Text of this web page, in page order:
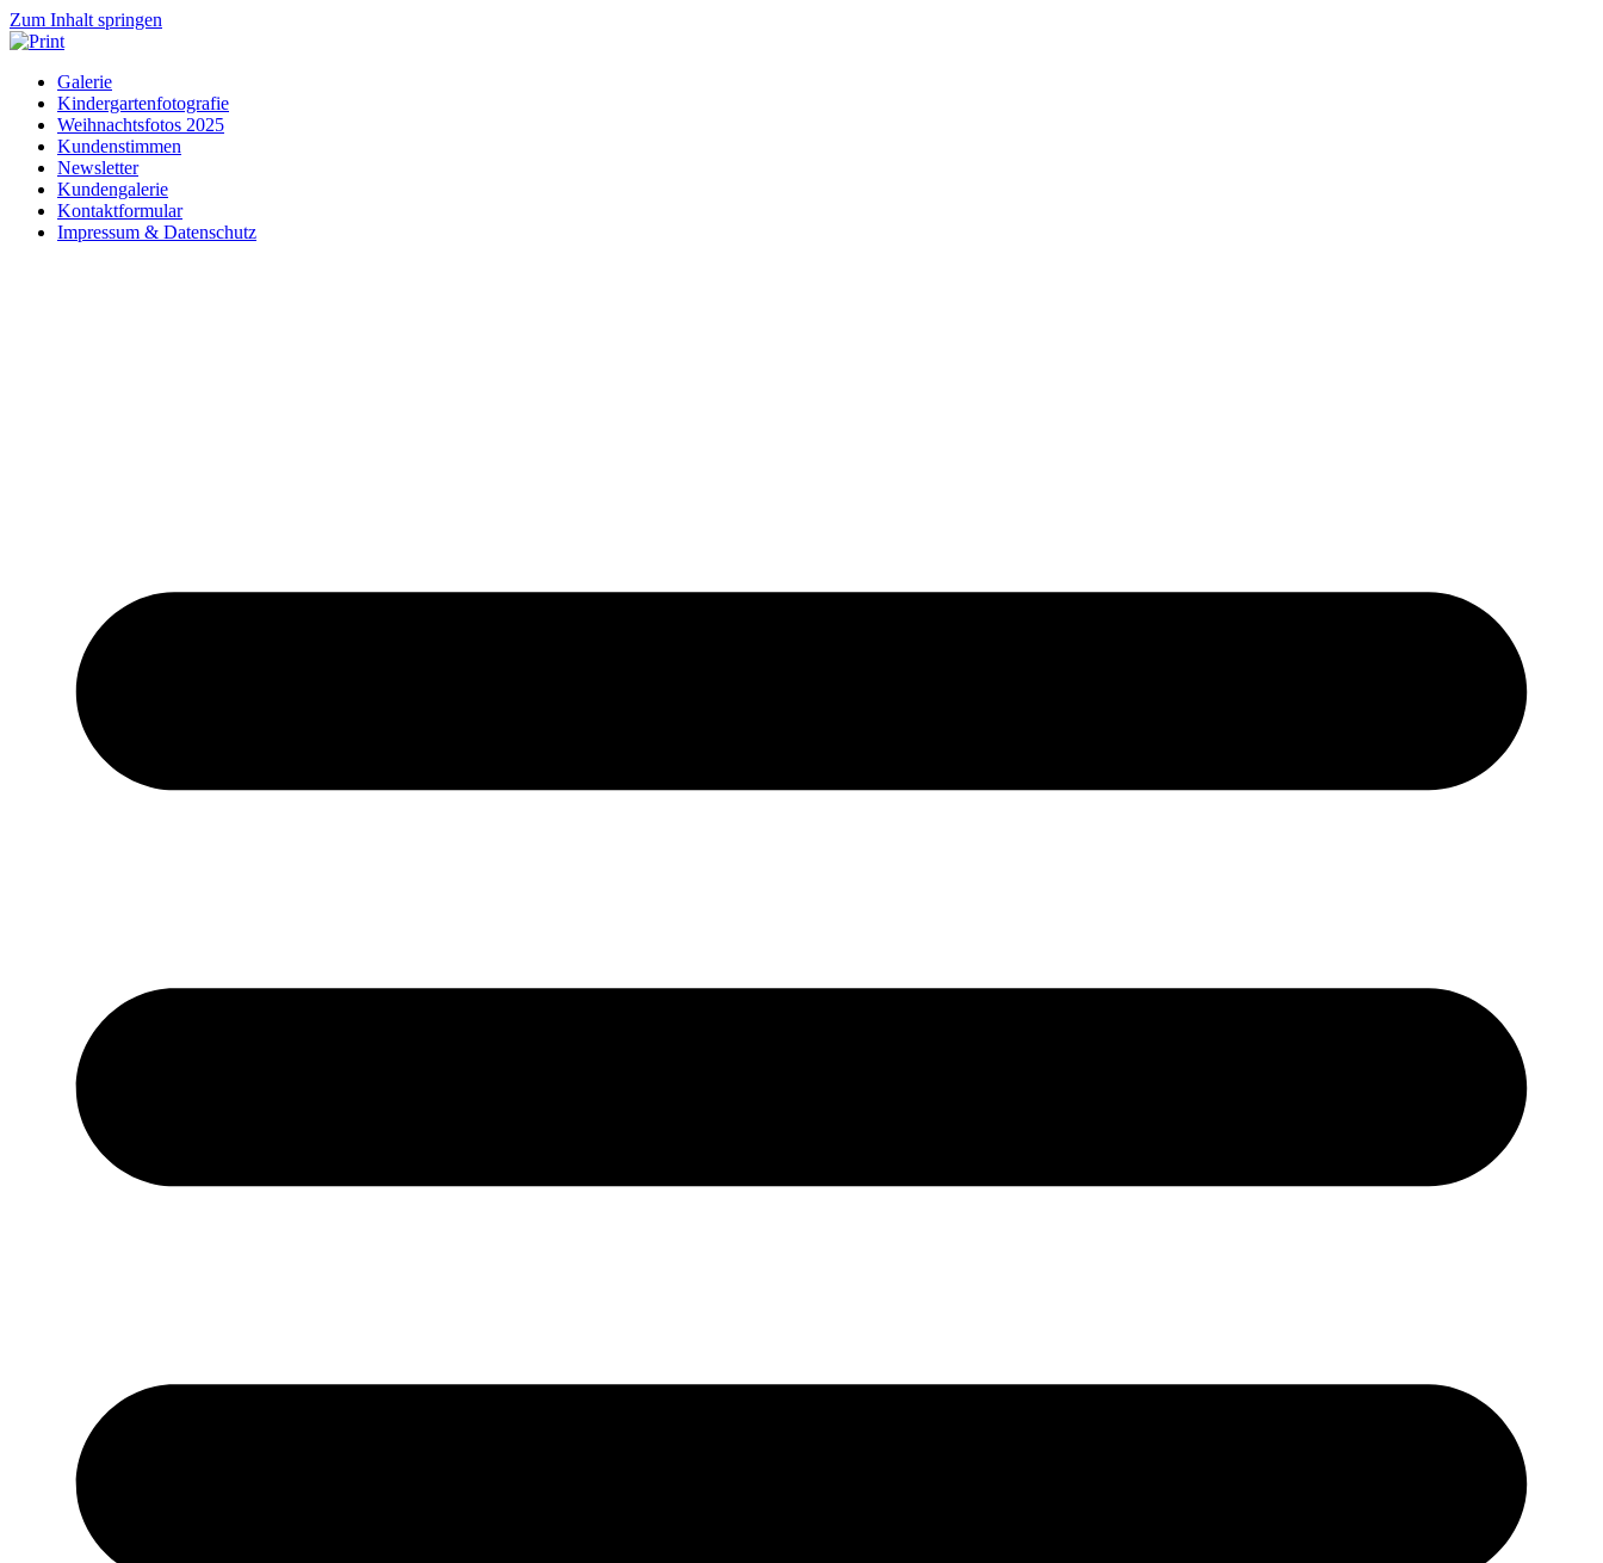
Zum Inhalt springen
Galerie
Kindergartenfotografie
Weihnachtsfotos 2025
Kundenstimmen
Newsletter
Kundengalerie
Kontaktformular
Impressum & Datenschutz